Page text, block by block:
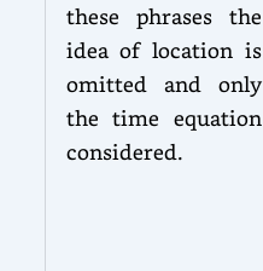
these phrases the
idea of location is
omitted and only
the time equation
considered.